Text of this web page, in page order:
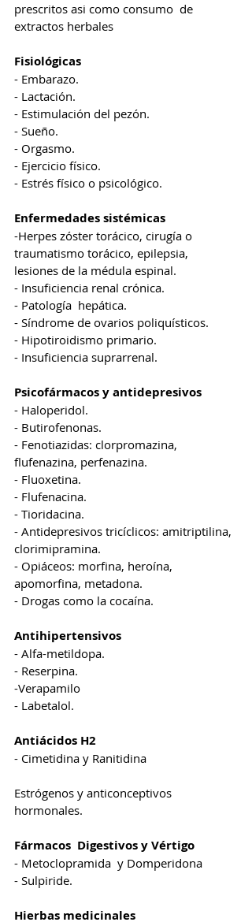
prescritos asi como consumo  de
extractos herbales
Fisiológicas
- Embarazo.
- Lactación.
- Estimulación del pezón.
- Sueño.
- Orgasmo.
- Ejercicio físico.
- Estrés físico o psicológico.
Enfermedades sistémicas
-Herpes zóster torácico, cirugía o
traumatismo torácico, epilepsia,
lesiones de la médula espinal.
- Insuficiencia renal crónica.
- Patología  hepática.
- Síndrome de ovarios poliquísticos.
- Hipotiroidismo primario.
- Insuficiencia suprarrenal.
Psicofármacos y antidepresivos
- Haloperidol.
- Butirofenonas.
- Fenotiazidas: clorpromazina,
flufenazina, perfenazina.
- Fluoxetina.
- Flufenacina.
- Tioridacina.
- Antidepresivos tricíclicos: amitriptilina,
clorimipramina.
- Opiáceos: morfina, heroína,
apomorfina, metadona.
- Drogas como la cocaína.
Antihipertensivos
- Alfa-metildopa.
- Reserpina.
-Verapamilo
- Labetalol.
Antiácidos H2
- Cimetidina y Ranitidina
Estrógenos y anticonceptivos
hormonales.
Fármacos  Digestivos y Vértigo
- Metoclopramida  y Domperidona
- Sulpiride.
Hierbas medicinales